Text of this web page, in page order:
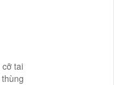
tai